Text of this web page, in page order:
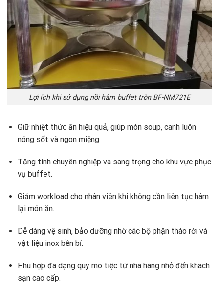
Lợi ích khi sử dụng nồi hâm buffet tròn BF-NM721E
Giữ nhiệt thức ăn hiệu quả, giúp món soup, canh luôn
nóng sốt và ngon miệng.
Tăng tính chuyên nghiệp và sang trọng cho khu vực phục
vụ buffet.
Giảm workload cho nhân viên khi không cần liên tục hâm
lại món ăn.
Dễ dàng vệ sinh, bảo dưỡng nhờ các bộ phận tháo rời và
vật liệu inox bền bỉ.
Phù hợp đa dạng quy mô tiệc từ nhà hàng nhỏ đến khách
sạn cao cấp.